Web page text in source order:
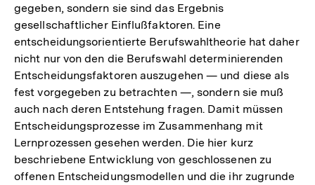
gegeben, sondern sie sind das Ergebnis
gesellschaftlicher Einflußfaktoren. Eine
entscheidungsorientierte Berufswahltheorie hat daher
nicht nur von den die Berufswahl determinierenden
Entscheidungsfaktoren auszugehen — und diese als
fest vorgegeben zu betrachten —, sondern sie muß
auch nach deren Entstehung fragen. Damit müssen
Entscheidungsprozesse im Zusammenhang mit
Lernprozessen gesehen werden. Die hier kurz
beschriebene Entwicklung von geschlossenen zu
offenen Entscheidungsmodellen und die ihr zugrunde